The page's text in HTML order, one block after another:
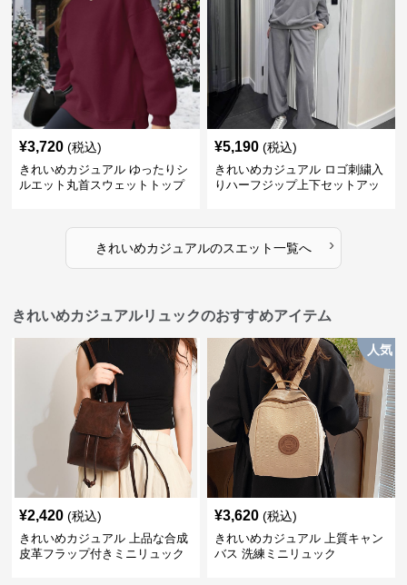
¥3,720 (税込)
きれいめカジュアル ゆったりシ
ルエット丸首スウェットトップ
¥5,190 (税込)
きれいめカジュアル ロゴ刺繍入
りハーフジップ上下セットアッ
きれいめカジュアルのスエット一覧へ ›
きれいめカジュアルリュックのおすすめアイテム
¥2,420 (税込)
きれいめカジュアル 上品な合成
皮革フラップ付きミニリュック
人気
¥3,620 (税込)
きれいめカジュアル 上質キャン
バス 洗練ミニリュック